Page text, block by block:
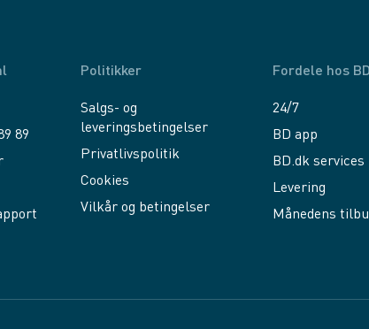
89
Politikker
Salgs- og
leveringsbetingelser
Privatlivspolitik
Cookies
Vilkår og betingelser
Fordele hos BD
24/7
BD app
BD.dk services
Levering
Månedens